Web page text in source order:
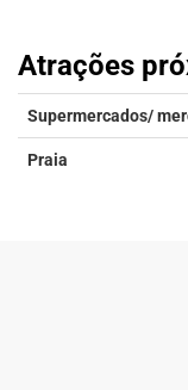
Atrações
Supermercados/
Praia